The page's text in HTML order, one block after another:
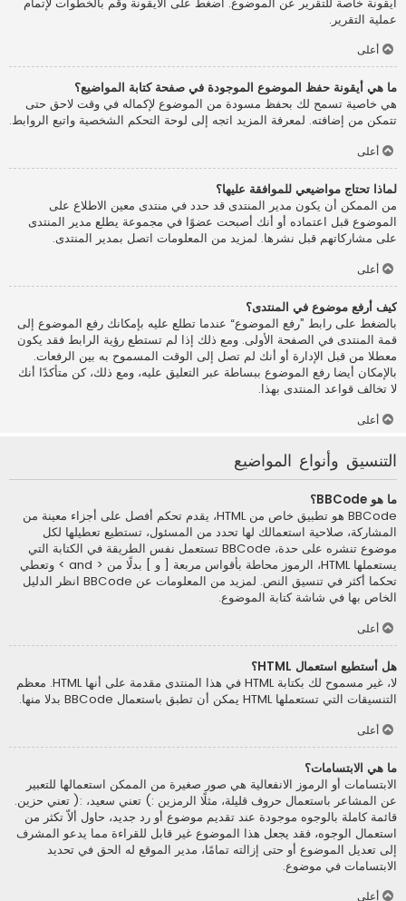
عملية التقرير.
أعلى
ما هي أيقونة حفظ الموضوع الموجودة في صفحة كتابة المواضيع؟
هي خاصية تسمح لك بحفظ مسودة من الموضوع لإكماله في وقت لاحق حتى
تتمكن من إضافته. لمعرفة المزيد اتجه إلى لوحة التحكم الشخصية واتبع الروابط.
أعلى
لماذا تحتاج مواضيعي للموافقة عليها؟
من الممكن أن يكون مدير المنتدى قد حدد في منتدى معين الاطلاع على
الموضوع قبل اعتماده أو أنك أصبحت عضوًا في مجموعة يطلع مدير المنتدى
على مشاركاتهم قبل نشرها. لمزيد من المعلومات اتصل بمدير المنتدى.
أعلى
كيف أرفع موضوع في المنتدى؟
بالضغط على رابط ”رفع الموضوع“ عندما تطلع عليه بإمكانك رفع الموضوع إلى
قمة المنتدى في الصفحة الأولى. ومع ذلك إذا لم تستطع رؤية الرابط فقد يكون
معطلا من قبل الإدارة أو أنك لم تصل إلى الوقت المسموح به بين الرفعات.
بالإمكان أيضا رفع الموضوع ببساطة عبر التعليق عليه، ومع ذلك، كن متأكدًا أنك
لا تخالف قواعد المنتدى بهذا.
أعلى
التنسيق وأنواع المواضيع
ما هو BBCode؟
BBCode هو تطبيق خاص من HTML، يقدم تحكم أفصل على أجزاء معينة من
المشاركة، صلاحية استعمالك لها تحدد من المسئول، تستطيع تعطيلها لكل
موضوع تنشره على حدة، BBCode تستعمل نفس الطريقة في الكتابة التي
يستعملها HTML، الرموز محاطة بأقواس مربعة [ و ] بدلًا من < and > وتعطي
تحكما أكثر في تنسيق النص. لمزيد من المعلومات عن BBCode انظر الدليل
الخاص بها في شاشة كتابة الموضوع.
أعلى
هل أستطيع استعمال HTML؟
لا، غير مسموح لك بكتابة HTML في هذا المنتدى مقدمة على أنها HTML. معظم
التنسيقات التي تستعملها HTML يمكن أن تطبق باستعمال BBCode بدلا منها.
أعلى
ما هي الابتسامات؟
الابتسامات أو الرموز الانفعالية هي صور صغيرة من الممكن استعمالها للتعبير
عن المشاعر باستعمال حروف قليلة، مثلًا الرمزين :) تعني سعيد، :( تعني حزين.
قائمة كاملة بالوجوه موجودة عند تقديم موضوع أو رد جديد، حاول ألاّ تكثر من
استعمال الوجوه، فقد يجعل هذا الموضوع غير قابل للقراءة مما يدعو المشرف
إلى تعديل الموضوع أو حتى إزالته تمامًا، مدير الموقع له الحق في تحديد
الابتسامات في موضوع.
أعلى